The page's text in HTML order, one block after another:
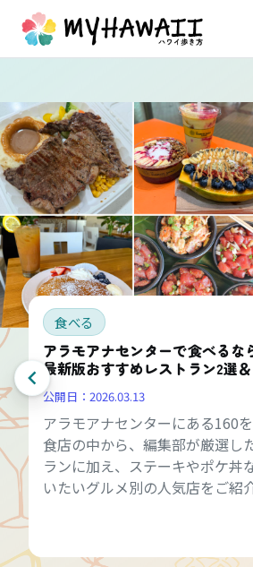
食べる
アラモアナセンターで食べるな
最新版おすすめレストラン2選
公開日： 2026.03.13
アラモアナセンターにある160
食店の中から、編集部が厳選し
ランに加え、ステーキやポケ丼
いたいグルメ別の人気店をご紹